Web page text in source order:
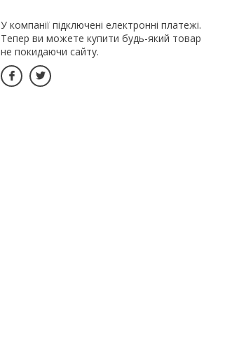
У компанії підключені електронні платежі.
Тепер ви можете купити будь-який товар
не покидаючи сайту.